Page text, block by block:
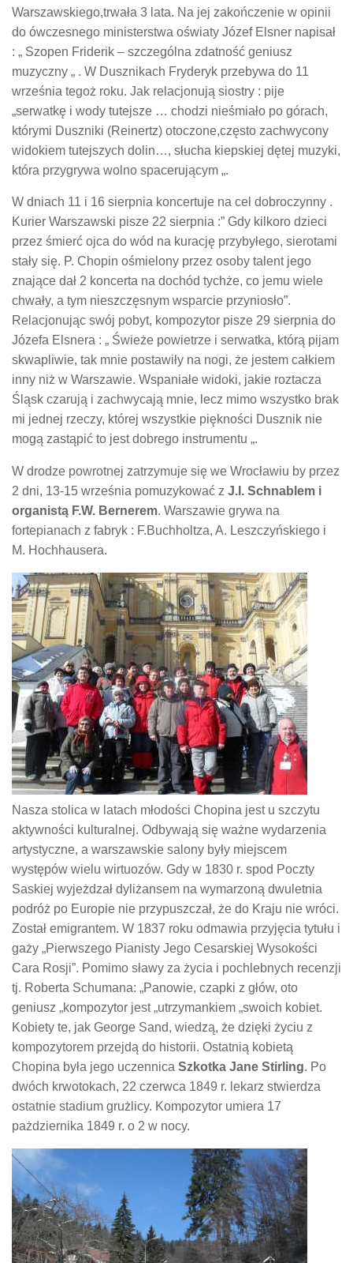
Warszawskiego,trwała 3 lata. Na jej zakończenie w opinii
do ówczesnego ministerstwa oświaty Józef Elsner napisał
: „ Szopen Friderik – szczególna zdatność geniusz
muzyczny „ . W Dusznikach Fryderyk przebywa do 11
września tegoż roku. Jak relacjonują siostry : pije
„serwatkę i wody tutejsze … chodzi nieśmiało po górach,
którymi Duszniki (Reinertz) otoczone,często zachwycony
widokiem tutejszych dolin…, słucha kiepskiej dętej muzyki,
która przygrywa wolno spacerującym „.
W dniach 11 i 16 sierpnia koncertuje na cel dobroczynny .
Kurier Warszawski pisze 22 sierpnia :” Gdy kilkoro dzieci
przez śmierć ojca do wód na kurację przybyłego, sierotami
stały się. P. Chopin ośmielony przez osoby talent jego
znające dał 2 koncerta na dochód tychże, co jemu wiele
chwały, a tym nieszczęsnym wsparcie przyniosło”.
Relacjonując swój pobyt, kompozytor pisze 29 sierpnia do
Józefa Elsnera : „ Świeże powietrze i serwatka, którą pijam
skwapliwie, tak mnie postawiły na nogi, że jestem całkiem
inny niż w Warszawie. Wspaniałe widoki, jakie roztacza
Śląsk czarują i zachwycają mnie, lecz mimo wszystko brak
mi jednej rzeczy, której wszystkie piękności Dusznik nie
mogą zastąpić to jest dobrego instrumentu „.
W drodze powrotnej zatrzymuje się we Wrocławiu by przez
2 dni, 13-15 września pomuzykować z J.I. Schnablem i
organistą F.W. Bernerem. Warszawie grywa na
fortepianach z fabryk : F.Buchholtza, A. Leszczyńskiego i
M. Hochhausera.
Nasza stolica w latach młodości Chopina jest u szczytu
aktywności kulturalnej. Odbywają się ważne wydarzenia
artystyczne, a warszawskie salony były miejscem
występów wielu wirtuozów. Gdy w 1830 r. spod Poczty
Saskiej wyjeżdzał dyliżansem na wymarzoną dwuletnia
podróż po Europie nie przypuszczał, że do Kraju nie wróci.
Został emigrantem. W 1837 roku odmawia przyjęcia tytułu i
gaży „Pierwszego Pianisty Jego Cesarskiej Wysokości
Cara Rosji”. Pomimo sławy za życia i pochlebnych recenzji
tj. Roberta Schumana: „Panowie, czapki z głów, oto
geniusz „kompozytor jest „utrzymankiem „swoich kobiet.
Kobiety te, jak George Sand, wiedzą, że dzięki życiu z
kompozytorem przejdą do historii. Ostatnią kobietą
Chopina była jego uczennica Szkotka Jane Stirling. Po
dwóch krwotokach, 22 czerwca 1849 r. lekarz stwierdza
ostatnie stadium grużlicy. Kompozytor umiera 17
pażdziernika 1849 r. o 2 w nocy.